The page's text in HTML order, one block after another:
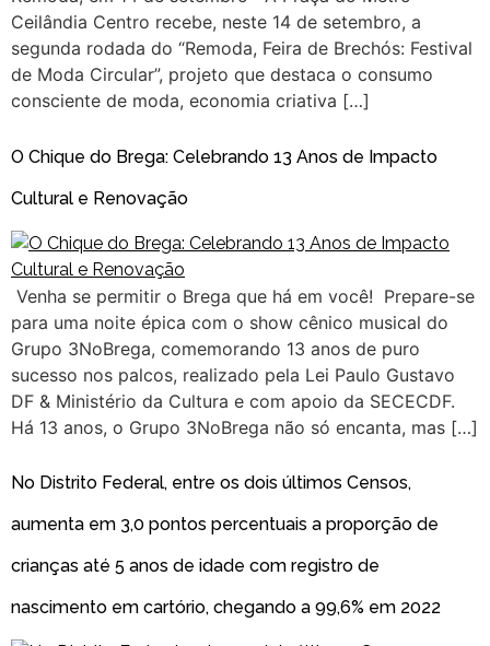
Ceilândia Centro recebe, neste 14 de setembro, a
segunda rodada do “Remoda, Feira de Brechós: Festival
de Moda Circular”, projeto que destaca o consumo
consciente de moda, economia criativa […]
O Chique do Brega: Celebrando 13 Anos de Impacto
Cultural e Renovação
Venha se permitir o Brega que há em você! Prepare-se
para uma noite épica com o show cênico musical do
Grupo 3NoBrega, comemorando 13 anos de puro
sucesso nos palcos, realizado pela Lei Paulo Gustavo
DF & Ministério da Cultura e com apoio da SECECDF.
Há 13 anos, o Grupo 3NoBrega não só encanta, mas […]
No Distrito Federal, entre os dois últimos Censos,
aumenta em 3,0 pontos percentuais a proporção de
crianças até 5 anos de idade com registro de
nascimento em cartório, chegando a 99,6% em 2022